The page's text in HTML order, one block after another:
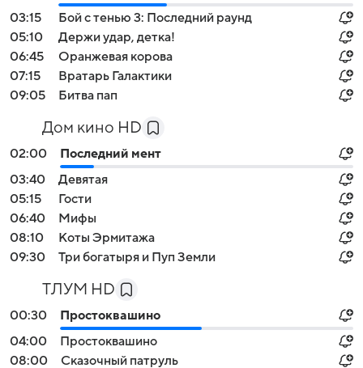
03:15
Бой с тенью 3: Последний раунд
05:10
Держи удар, детка!
06:45
Оранжевая корова
07:15
Вратарь Галактики
09:05
Битва пап
Дом кино HD
02:00
Последний мент
03:40
Девятая
05:15
Гости
06:40
Мифы
08:10
Коты Эрмитажа
09:30
Три богатыря и Пуп Земли
ТЛУМ HD
00:30
Простоквашино
04:00
Простоквашино
08:00
Сказочный патруль